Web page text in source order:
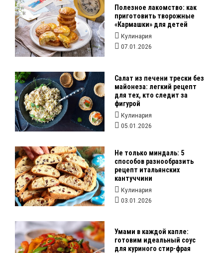
Полезное лакомство: как
приготовить творожные
«Кармашки» для детей
Кулинария
07.01.2026
Салат из печени трески без
майонеза: легкий рецепт
для тех, кто следит за
фигурой
Кулинария
05.01.2026
Не только миндаль: 5
способов разнообразить
рецепт итальянских
кантуччини
Кулинария
03.01.2026
Умами в каждой капле:
готовим идеальный соус
для куриного стир-фрая